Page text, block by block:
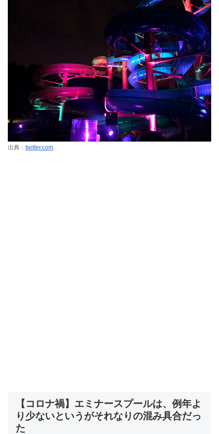
出典： twitter.com
【コロナ禍】エミナースプールは、例年よ
り少ないというがそれなりの混み具合だっ
た